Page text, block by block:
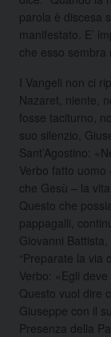
parola è discesa
manifestato. E’
che esso sembra
I Vangeli non ci
Nazaret, niente,
fosse taciturno,
suo silenzio,
Sant’Agostino:
Verbo fatto uomo
che Gesù – la
Questo che
pappagalli,
Giovanni
“Preparate la via
Verbo: «Egli
Questo vuol dire
Giuseppe con il
Presenza della